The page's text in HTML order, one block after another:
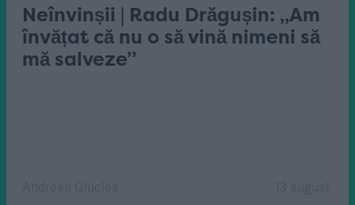
Neînvinșii | Radu Drăgușin: „Am
învățat că nu o să vină nimeni să
mă salveze”